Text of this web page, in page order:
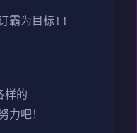
霸为目标!!
样的
力吧！